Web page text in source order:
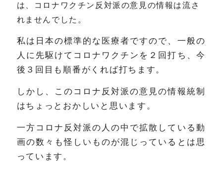
は、コロナワクチン反対派の意見の情報は流さ
れませんでした。
私は日本の標準的な医療者ですので、一般の
人に先駆けてコロナワクチンを２回打ち、今
後３回目も順番がくれば打ちます。
しかし、このコロナ反対派の意見の情報統制
はちょっとおかしいと思います。
一方コロナ反対派の人の中で拡散している動
画の数々も怪しいものが混じっているとは思
っています。